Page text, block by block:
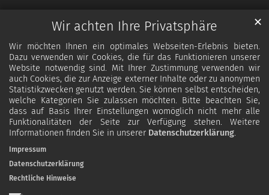
Wir achten Ihre Privatsphäre
Wir möchten Ihnen ein optimales Webseiten-Erlebnis bieten.
Dazu verwenden wir Cookies, die für das Funktionieren unserer
Website notwendig sind. Mit Ihrer Zustimmung verwenden wir
auch Cookies, die zur Anzeige externer Inhalte oder zu anonymen
Statistikzwecken genutzt werden. Sie können selbst entscheiden,
welche Kategorien Sie zulassen möchten. Bitte beachten Sie,
dass auf Basis Ihrer Einstellungen womöglich nicht mehr alle
Funktionalitäten der Seite zur Verfügung stehen. Weitere
Informationen finden Sie in unserer Datenschutzerklärung.
✕
Impressum
Datenschutzerklärung
Rechtliche Hinweise